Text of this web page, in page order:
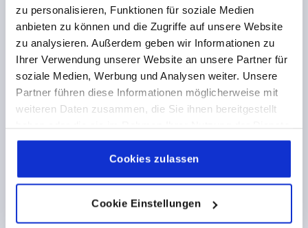
zu personalisieren, Funktionen für soziale Medien
anbieten zu können und die Zugriffe auf unsere Website
zu analysieren. Außerdem geben wir Informationen zu
Ihrer Verwendung unserer Website an unsere Partner für
soziale Medien, Werbung und Analysen weiter. Unsere
Partner führen diese Informationen möglicherweise mit
weiteren Daten zusammen, die Sie ihnen bereitgestellt
gesammelt haben.Cookie Richtlinien
Datenschutz|AGB
Cookies zulassen
Cookie Einstellungen
K0204
BOHRUNGSABSTAND=128
BEFESTIGUNGSBOHRUNG=6,6
LÄNGE=145
TRAGKRAFT N =1000
B=25 B1=17
H=55